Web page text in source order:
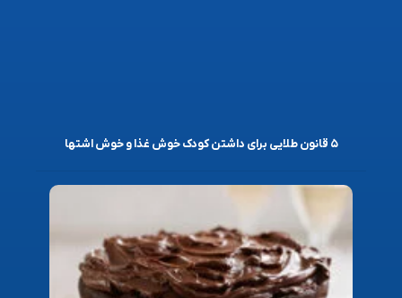
۵ قانون طلایی برای داشتن کودک خوش غذا و خوش اشتها